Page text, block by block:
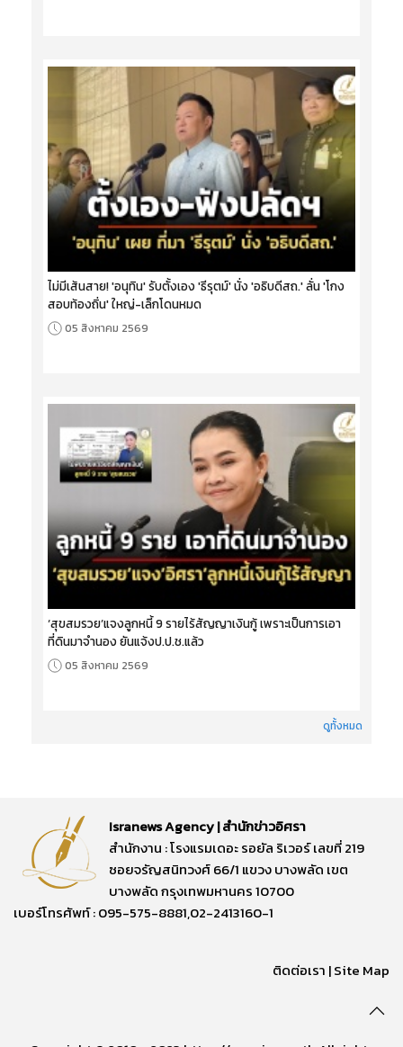
ไม่มีเส้นสาย! 'อนุทิน' รับตั้งเอง 'ธีรุตม์' นั่ง 'อธิบดีสถ.' ลั่น 'โกง
สอบท้องถิ่น' ใหญ่-เล็กโดนหมด
05 สิงหาคม 2569
‘สุขสมรวย’แจงลูกหนี้ 9 รายไร้สัญญาเงินกู้ เพราะเป็นการเอา
ที่ดินมาจำนอง ยันแจ้งป.ป.ช.แล้ว
05 สิงหาคม 2569
ดูทั้งหมด
Isranews Agency | สำนักข่าวอิศรา
สำนักงาน : โรงแรมเดอะ รอยัล ริเวอร์ เลขที่ 219
ซอยจรัญสนิทวงศ์ 66/1 แขวง บางพลัด เขต
บางพลัด กรุงเทพมหานคร 10700
เบอร์โทรศัพท์ : 095-575-8881,02-2413160-1
ติดต่อเรา |Site Map